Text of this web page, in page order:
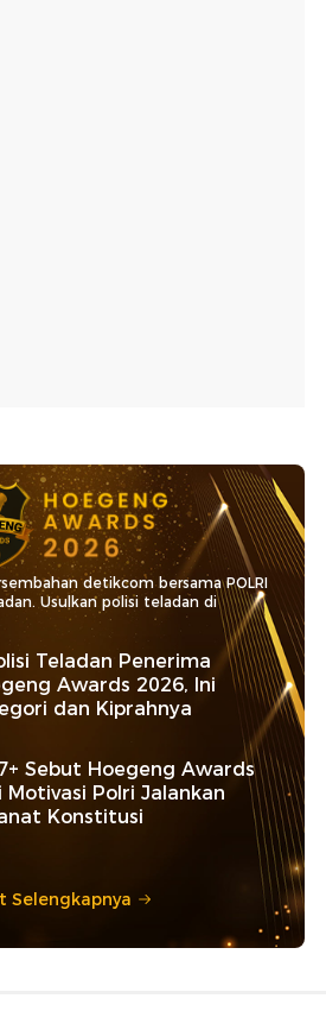
detikcom bersama POLRI
Usulkan polisi teladan di
Teladan Penerima
Awards 2026, Ini
dan Kiprahnya
Sebut Hoegeng Awards
Motivasi Polri Jalankan
Konstitusi
Selengkapnya